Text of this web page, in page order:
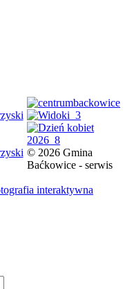
© 2026 Gmina
Baćkowice - serwis
interaktywna